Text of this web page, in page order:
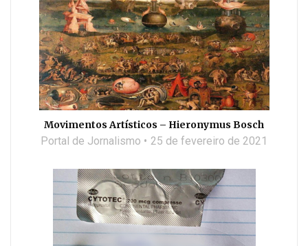
Movimentos Artísticos – Hieronymus Bosch
Portal de Jornalismo 25 de fevereiro de 2021